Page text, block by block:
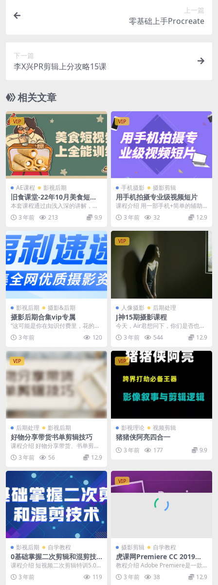
上一篇
零基础上手Procreate
下一篇
李X兴PR剪辑上分攻略15课
相关文章
VIP
AE课程 影视后期
旧食课堂-22年10月美食短视
频线上课
本套课程通过由浅入深的讲解，可
以让你快速入门美食短视频拍摄，
全面掌握自然光及常亮...
3 年前 213 9.9
VIP
手机摄影 摄影剪辑
用手机拍摄专业级视频短片
课程介绍 用一部手机+简单的辅助
器材，以一部微型记录短片的拍摄
为案例，力图用超短...
3 年前 32 12.9
影视后期 摄影&后期
摄影后期合集vip专属
“这可能是你在知识付费里，花的最
后一笔钱” 【性价比之最】部分资源
列表，汇聚全网...
3 年前 120
VIP
人像摄影 后期处理
J神15期摄影课程
今天，Air君想问下，你们是否也有
过这种经历？ 到处求预设，成天靠
滤镜拯救图片？...
3 年前 544 12.9
VIP
后期处理 影视后期
好物分享带货书单剪辑技巧
课程介绍 好物分享带货、书单剪
辑，适用人群：适用新手小白，适
用于18岁-60岁健...
3 年前 56 12.9
VIP
影视理论 视频剪辑
猪猪侠阿亮四合一
3 年前 177 9.9
影视后期 自学教程
0基础掌握二次剪辑和混剪技
术
课程介绍 短视频二次剪辑特训5.0系
列课程，课程价值1280元！0基础
掌握短视频...
3 年前 119
VIP
摄影剪辑 自学教程
虎课网Premiere CC 2019教
程
教程介绍 Adobe Premiere是一款
常用的视频编辑软件，由Adobe公
司...3 年前 38 12.9